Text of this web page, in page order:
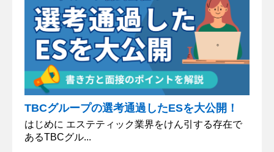
TBCグループの選考通過したESを大公開！
はじめに エステティック業界をけん引する存在で
あるTBCグル...